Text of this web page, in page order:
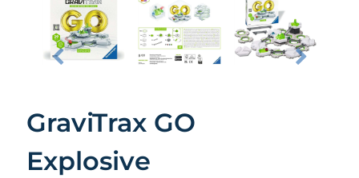
GraviTrax GO
Explosive